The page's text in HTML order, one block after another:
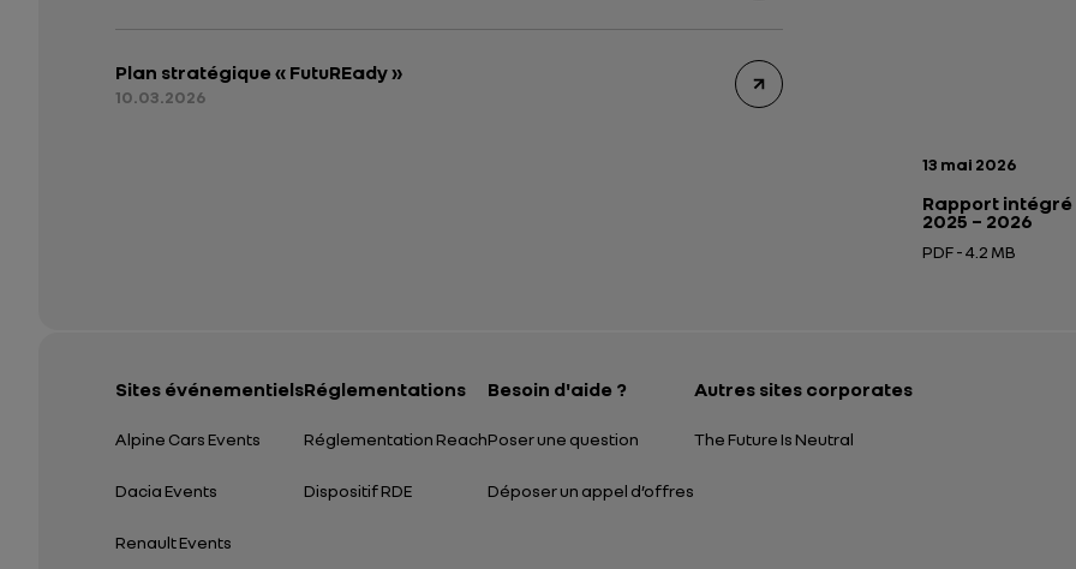
Plan stratégique « FutuREady »
10.03.2026
Date de
13 mai 2026
Rapport intégré
2025 – 2026
PDF - 4.2 MB
Ouverture dans
Sites événementiels
Alpine Cars Events
Dacia Events
Renault Events
Réglementations
Réglementation Reach
Dispositif RDE
Besoin d'aide ?
Poser une question
Déposer un appel d’offres
Autres sites corporates
The Future Is Neutral